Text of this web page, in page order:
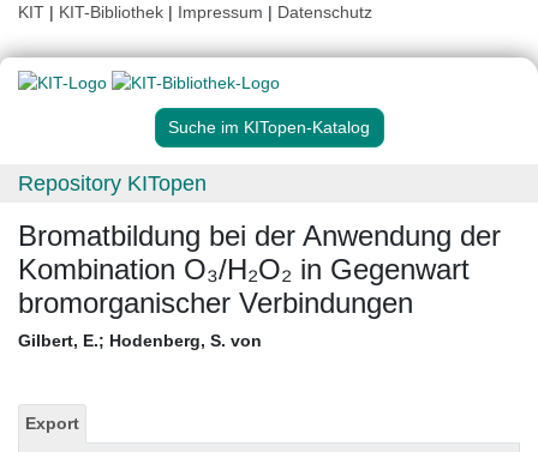
KIT | KIT-Bibliothek | Impressum | Datenschutz
Suche im KITopen-Katalog
Repository KITopen
Bromatbildung bei der Anwendung der
Kombination O₃/H₂O₂ in Gegenwart
bromorganischer Verbindungen
Gilbert, E.; Hodenberg, S. von
Export